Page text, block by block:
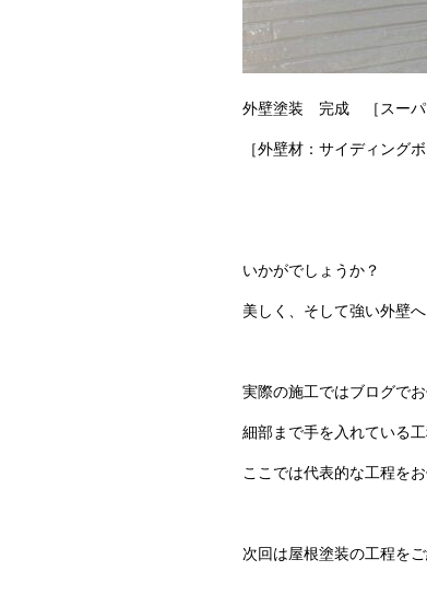
外壁塗装 完成 ［スーパ
［外壁材：サイディングボ
いかがでしょうか？
美しく、そして強い外壁
実際の施工ではブログで
細部まで手を入れている
ここでは代表的な工程を
次回は屋根塗装の工程を